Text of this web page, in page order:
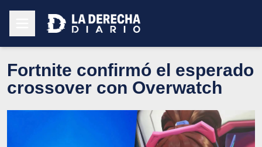
Fortnite confirmó el esperado
crossover con Overwatch